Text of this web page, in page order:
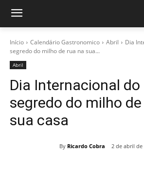
Início Calendário Gastronomico Abril
Dia
segredo do milho de rua na sua...
Abril
Dia Internacional do
segredo do milho
sua casa
By Ricardo Cobra 2 de abril de